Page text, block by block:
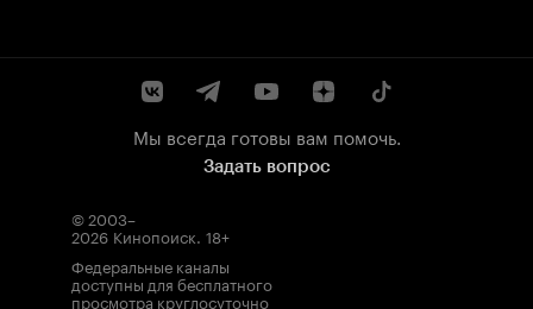
Мы всегда готовы вам помочь.
Задать вопрос
© 2003–
2026 Кинопоиск. 18+
Федеральные каналы
доступны для бесплатного
просмотра круглосуточно